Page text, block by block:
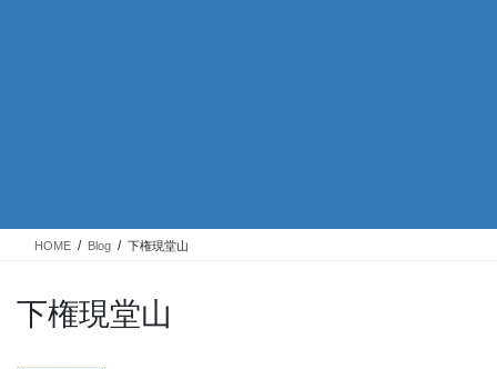
HOME Blog 下権現堂山
下権現堂山